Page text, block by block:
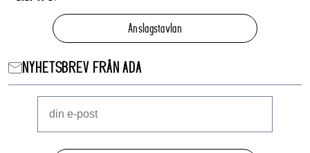
Anslagstavlan
NYHETSBREV FRÅN ADA